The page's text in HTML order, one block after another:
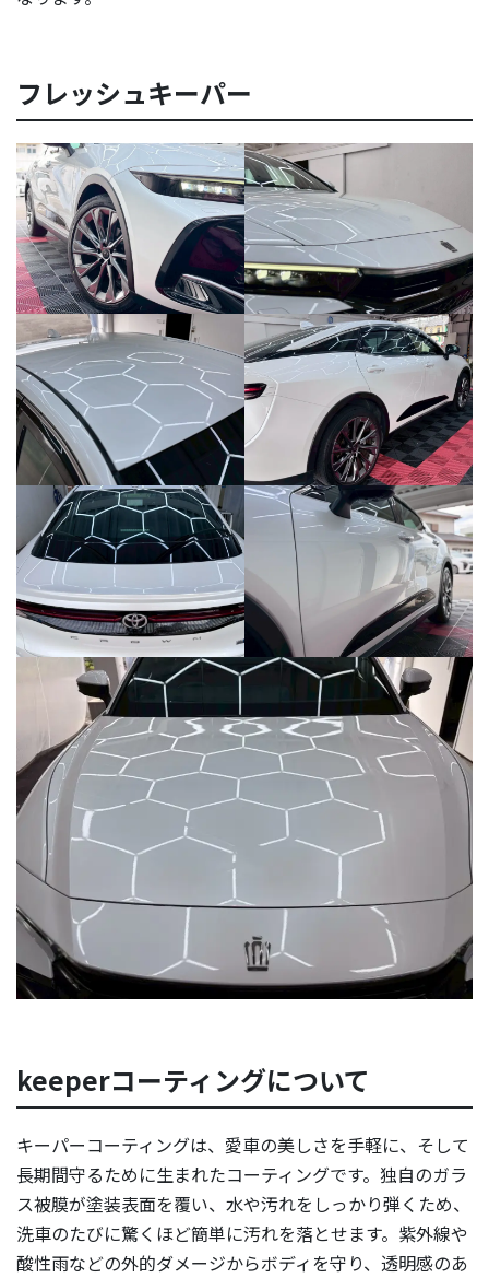
フレッシュキーパー
keeperコーティングについて
キーパーコーティングは、愛車の美しさを手軽に、そして
長期間守るために生まれたコーティングです。独自のガラ
ス被膜が塗装表面を覆い、水や汚れをしっかり弾くため、
洗車のたびに驚くほど簡単に汚れを落とせます。紫外線や
酸性雨などの外的ダメージからボディを守り、透明感のあ